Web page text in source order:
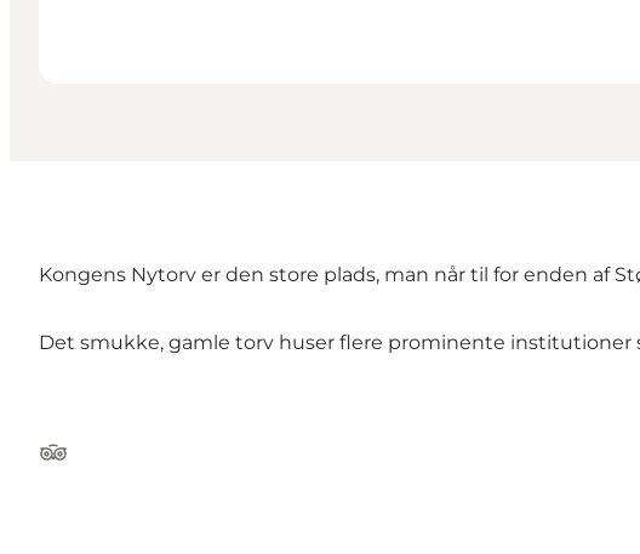
Kongens Nytorv er den store plads, man når til for enden af
Det smukke, gamle torv huser flere prominente institutioner
Tripadvisor